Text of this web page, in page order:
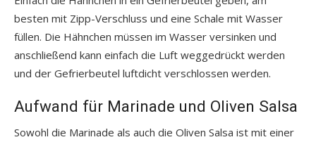
besten mit Zipp-Verschluss und eine Schale mit Wasser
füllen. Die Hähnchen müssen im Wasser versinken und
anschließend kann einfach die Luft weggedrückt werden
und der Gefrierbeutel luftdicht verschlossen werden.
Aufwand für Marinade und Oliven Salsa
Sowohl die Marinade als auch die Oliven Salsa ist mit einer